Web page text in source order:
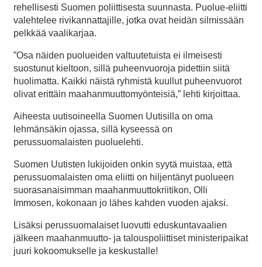
rehellisesti Suomen poliittisesta suunnasta. Puolue-eliitti
valehtelee rivikannattajille, jotka ovat heidän silmissään
pelkkää vaalikarjaa.
”Osa näiden puolueiden valtuutetuista ei ilmeisesti
suostunut kieltoon, sillä puheenvuoroja pidettiin siitä
huolimatta. Kaikki näistä ryhmistä kuullut puheenvuorot
olivat erittäin maahanmuuttomyönteisiä,” lehti kirjoittaa.
Aiheesta uutisoineella Suomen Uutisilla on oma
lehmänsäkin ojassa, sillä kyseessä on
perussuomalaisten puoluelehti.
Suomen Uutisten lukijoiden onkin syytä muistaa, että
perussuomalaisten oma eliitti on hiljentänyt puolueen
suorasanaisimman maahanmuuttokriitikon, Olli
Immosen, kokonaan jo lähes kahden vuoden ajaksi.
Lisäksi perussuomalaiset luovutti eduskuntavaalien
jälkeen maahanmuutto- ja talouspoliittiset ministeripaikat
juuri kokoomukselle ja keskustalle!